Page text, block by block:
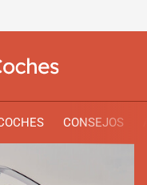
CONSEJOS